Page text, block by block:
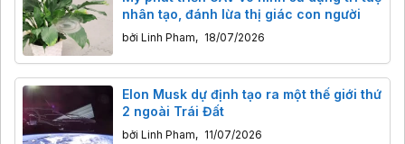
nhân tạo, đánh lừa thị giác con người
bởi Linh Pham, 18/07/2026
Elon Musk dự định tạo ra một thế giới thứ
2 ngoài Trái Đất
bởi Linh Pham, 11/07/2026